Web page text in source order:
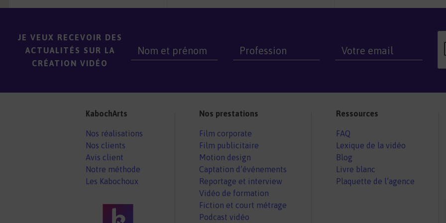
JE VEUX RECEVOIR DES
ACTUALITÉS SUR LA
CRÉATION VIDÉO
KabochArts
Nos réalisations
Nos clients
Avis client
Notre méthode
Les Kabochoux
Nos prestations
Film corporate
Film publicitaire
Motion design
Captation d’événements
Reportage et interview
Vidéo de formation
Fiction et court métrage
Podcast vidéo
Ressources
FAQ
Lexique de la vidéo
Blog
Livre blanc
Plaquette de l’agence